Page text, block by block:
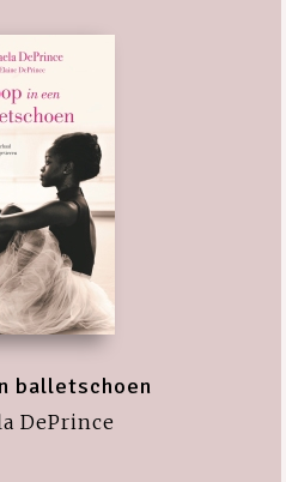
balletschoen
DePrince